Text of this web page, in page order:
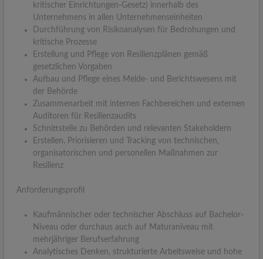
kritischer Einrichtungen-Gesetz) innerhalb des
Unternehmens in allen Unternehmenseinheiten
Durchführung von Risikoanalysen für Bedrohungen und
kritische Prozesse
Erstellung und Pflege von Resilienzplänen gemäß
gesetzlichen Vorgaben
Aufbau und Pflege eines Melde- und Berichtswesens mit
der Behörde
Zusammenarbeit mit internen Fachbereichen und externen
Auditoren für Resilienzaudits
Schnittstelle zu Behörden und relevanten Stakeholdern
Erstellen, Priorisieren und Tracking von technischen,
organisatorischen und personellen Maßnahmen zur
Resilienz
Anforderungsprofil
Kaufmännischer oder technischer Abschluss auf Bachelor-
Niveau oder durchaus auch auf Maturaniveau mit
mehrjähriger Berufserfahrung
Analytisches Denken, strukturierte Arbeitsweise und hohe